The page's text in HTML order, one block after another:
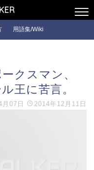
用語集/Wiki
クスマン、
王に苦言。
07日 2014年12月11日